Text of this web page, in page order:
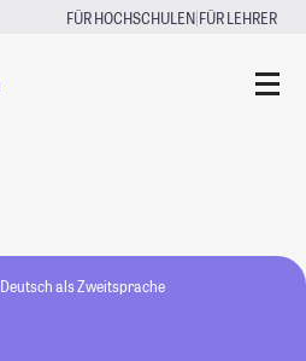
FÜR HOCHSCHULEN|FÜR LEHRER
Deutsch als Zweitsprache